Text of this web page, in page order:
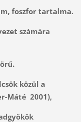
foszfor tartalma.
számára
közül a
Máté 2001),